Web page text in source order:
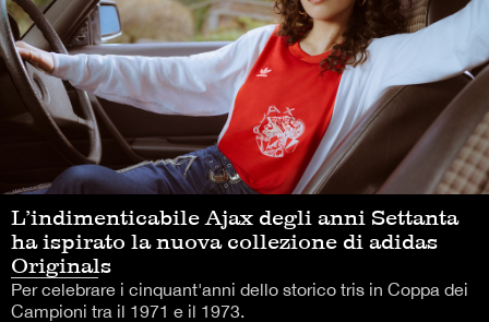
L’indimenticabile Ajax degli anni Settanta
ha ispirato la nuova collezione di adidas
Originals
Per celebrare i cinquant'anni dello storico tris in Coppa dei
Campioni tra il 1971 e il 1973.